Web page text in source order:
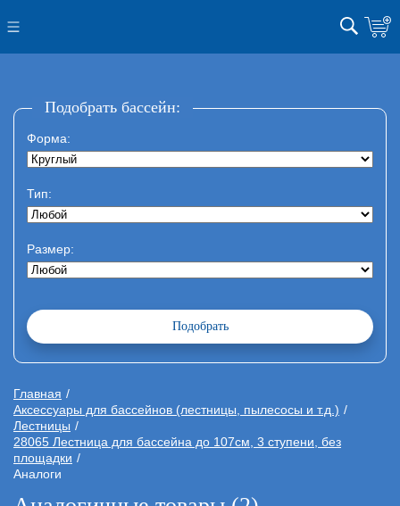
Подобрать бассейн:
Форма:
Тип:
Размер:
Главная
Аксессуары для бассейнов (лестницы, пылесосы и т.д.)
Лестницы
28065 Лестница для бассейна до 107см, 3 ступени, без
площадки
Аналоги